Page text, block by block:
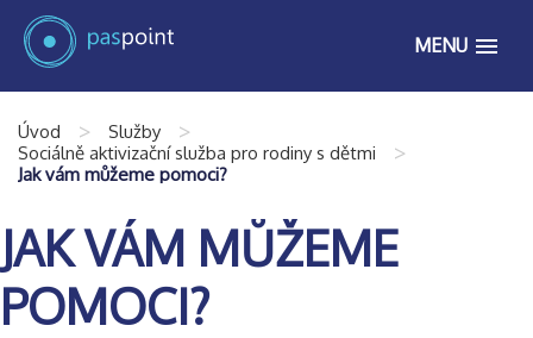
MENU
Úvod > Služby >
Sociálně aktivizační služba pro rodiny s dětmi >
Jak vám můžeme pomoci?
JAK VÁM MŮŽEME
POMOCI?